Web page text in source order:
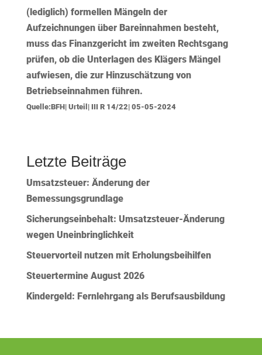
(lediglich) formellen Mängeln der
Aufzeichnungen über Bareinnahmen besteht,
muss das Finanzgericht im zweiten Rechtsgang
prüfen, ob die Unterlagen des Klägers Mängel
aufwiesen, die zur Hinzuschätzung von
Betriebseinnahmen führen.
Quelle:BFH| Urteil| III R 14/22| 05-05-2024
Letzte Beiträge
Umsatzsteuer: Änderung der
Bemessungsgrundlage
Sicherungseinbehalt: Umsatzsteuer-Änderung
wegen Uneinbringlichkeit
Steuervorteil nutzen mit Erholungsbeihilfen
Steuertermine August 2026
Kindergeld: Fernlehrgang als Berufsausbildung